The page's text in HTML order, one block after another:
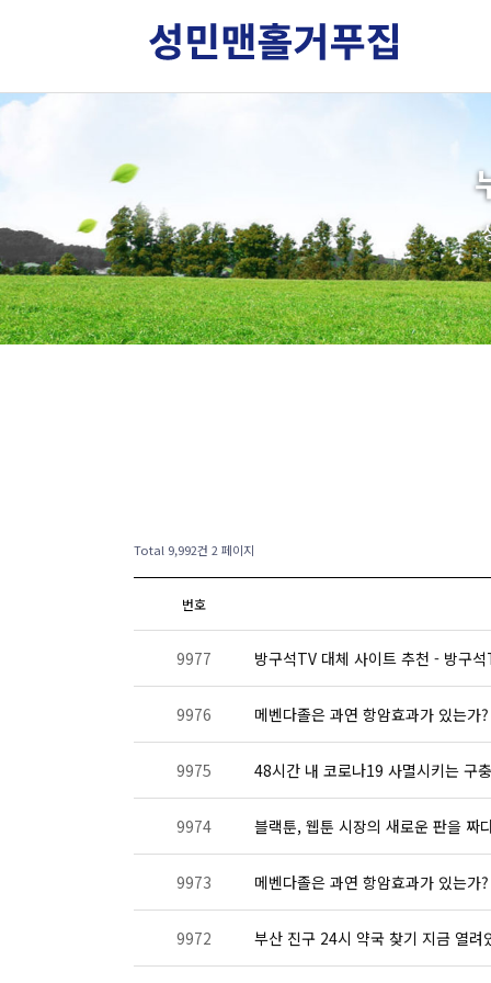
Total 9,992건 2 페이지
번호
9977 방구석TV 대체 사이트 추천 - 방구
9976 메벤다졸은 과연 항암효과가 있는
9975 48시간 내 코로나19 사멸시키는 구
9974 블랙툰, 웹툰 시장의 새로운 판을 짜
9973 메벤다졸은 과연 항암효과가 있는
9972 부산 진구 24시 약국 찾기 지금 열